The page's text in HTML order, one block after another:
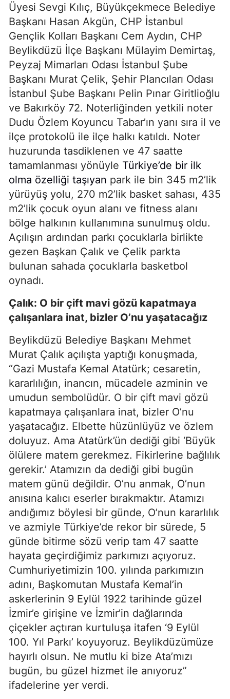
Üyesi Sevgi Kılıç, Büyükçekmece Belediye
Başkanı Hasan Akgün, CHP İstanbul
Gençlik Kolları Başkanı Cem Aydın, CHP
Beylikdüzü İlçe Başkanı Mülayim Demirtaş,
Peyzaj Mimarları Odası İstanbul Şube
Başkanı Murat Çelik, Şehir Plancıları Odası
İstanbul Şube Başkanı Pelin Pınar Giritlioğlu
ve Bakırköy 72. Noterliğinden yetkili noter
Dudu Özlem Koyuncu Tabar’ın yanı sıra il ve
ilçe protokolü ile ilçe halkı katıldı. Noter
huzurunda tasdiklenen ve 47 saatte
tamamlanması yönüyle Türkiye’de bir ilk
olma özelliği taşıyan park ile bin 345 m2’lik
yürüyüş yolu, 270 m2’lik basket sahası, 435
m2’lik çocuk oyun alanı ve fitness alanı
bölge halkının kullanımına sunulmuş oldu.
Açılışın ardından parkı çocuklarla birlikte
gezen Başkan Çalık ve Çelik parkta
bulunan sahada çocuklarla basketbol
oynadı.
Çalık: O bir çift mavi gözü kapatmaya
çalışanlara inat, bizler O’nu yaşatacağız
Beylikdüzü Belediye Başkanı Mehmet
Murat Çalık açılışta yaptığı konuşmada,
“Gazi Mustafa Kemal Atatürk; cesaretin,
kararlılığın, inancın, mücadele azminin ve
umudun sembolüdür. O bir çift mavi gözü
kapatmaya çalışanlara inat, bizler O’nu
yaşatacağız. Elbette hüzünlüyüz ve özlem
doluyuz. Ama Atatürk’ün dediği gibi ‘Büyük
ölülere matem gerekmez. Fikirlerine bağlılık
gerekir.’ Atamızın da dediği gibi bugün
matem günü değildir. O’nu anmak, O’nun
anısına kalıcı eserler bırakmaktır. Atamızı
andığımız böylesi bir günde, O’nun kararlılık
ve azmiyle Türkiye’de rekor bir sürede, 5
günde bitirme sözü verip tam 47 saatte
hayata geçirdiğimiz parkımızı açıyoruz.
Cumhuriyetimizin 100. yılında parkımızın
adını, Başkomutan Mustafa Kemal’in
askerlerinin 9 Eylül 1922 tarihinde güzel
İzmir’e girişine ve İzmir’in dağlarında
çiçekler açtıran kurtuluşa itafen ‘9 Eylül
100. Yıl Parkı’ koyuyoruz. Beylikdüzümüze
hayırlı olsun. Ne mutlu ki bize Ata’mızı
bugün, bu güzel hizmet ile anıyoruz”
ifadelerine yer verdi.